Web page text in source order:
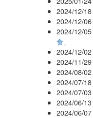
2024/12/18
2024/12/06
2024/12/05
食」
2024/12/02
2024/11/29
2024/08/02
2024/07/18
2024/07/03
2024/06/13
2024/06/07